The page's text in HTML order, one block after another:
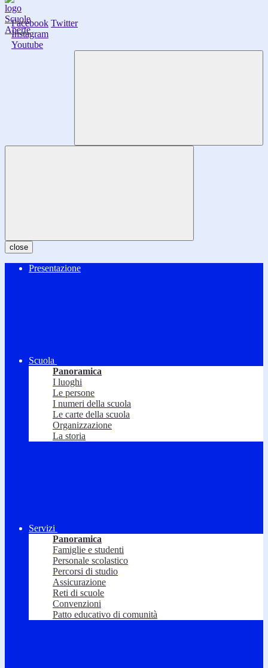
Facebook Twitter
Instagram
Youtube
close
Presentazione
Scuola
Panoramica
I luoghi
Le persone
I numeri della scuola
Le carte della scuola
Organizzazione
La storia
Servizi
Panoramica
Famiglie e studenti
Personale scolastico
Percorsi di studio
Assicurazione
Reti di scuole
Convenzioni
Patto educativo di comunità